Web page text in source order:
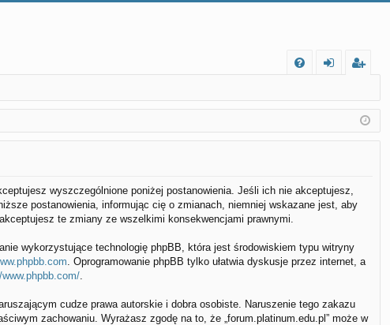
Q
og
uj
ę
ej
es
wyszczególnione poniżej postanowienia. Jeśli ich nie akceptujesz,
postanowienia, informując cię o zmianach, niemniej wskazane jest, aby
te zmiany ze wszelkimi konsekwencjami prawnymi.
wykorzystujące technologię phpBB, która jest środowiskiem typu witryny
. Oprogramowanie phpBB tylko ułatwia dyskusje przez internet, a
cudze prawa autorskie i dobra osobiste. Naruszenie tego zakazu
zachowaniu. Wyrażasz zgodę na to, że „forum.platinum.edu.pl” może w